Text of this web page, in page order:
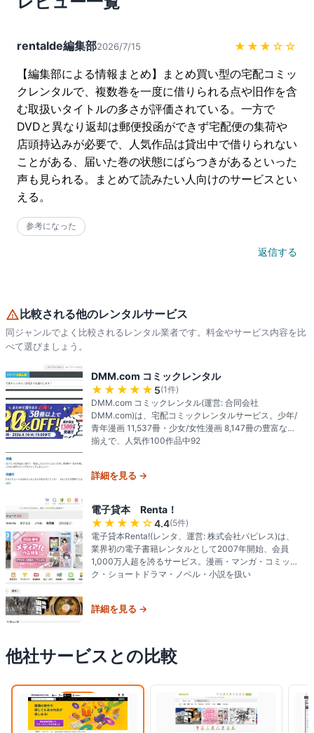
rentalde編集部2026/7/15 ★★★ ☆☆
【編集部による情報まとめ】まとめ買い型の宅配コミッ
クレンタルで、複数巻を一度に借りられる点や旧作を含
む取扱いタイトルの多さが評価されている。一方で
DVDと異なり返却は郵便投函ができず宅配便の集荷や
店頭持込みが必要で、人気作品は貸出中で借りられない
ことがある、届いた巻の状態にばらつきがあるといった
声も見られる。まとめて読みたい人向けのサービスとい
える。
参考になった
返信する
比較される他のレンタルサービス
同ジャンルでよく比較されるレンタル業者です。料金やサービス内容を比
べて選びましょう。
DMM.com コミックレンタル
★★★★★ 5(1件)
DMM.com コミックレンタル(運営: 合同会社
DMM.com)は、宅配コミックレンタルサービス。少年/
青年漫画 11,537冊・少女/女性漫画 8,147冊の豊富な品
揃えで、人気作100作品中92
詳細を見る →
電子貸本 Renta！
★★★★ ☆4.4(5件)
電子貸本Renta!(レンタ、運営: 株式会社パピレス)は、
業界初の電子書籍レンタルとして2007年開始、会員
1,000万人超を誇るサービス。漫画・マンガ・コミッ
ク・ショートドラマ・ノベル・小説を扱い
詳細を見る →
他社サービスとの比較
閲覧中